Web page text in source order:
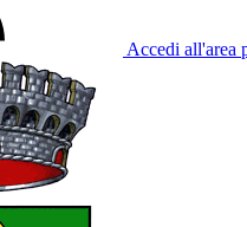
Accedi all'area